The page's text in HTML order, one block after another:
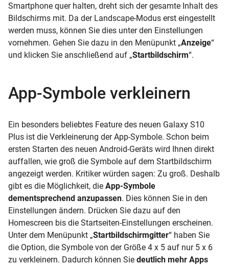
Smartphone quer halten, dreht sich der gesamte Inhalt des
Bildschirms mit. Da der Landscape-Modus erst eingestellt
werden muss, können Sie dies unter den Einstellungen
vornehmen. Gehen Sie dazu in den Menüpunkt „Anzeige“
und klicken Sie anschließend auf „Startbildschirm“.
App-Symbole verkleinern
Ein besonders beliebtes Feature des neuen Galaxy S10
Plus ist die Verkleinerung der App-Symbole. Schon beim
ersten Starten des neuen Android-Geräts wird Ihnen direkt
auffallen, wie groß die Symbole auf dem Startbildschirm
angezeigt werden. Kritiker würden sagen: Zu groß. Deshalb
gibt es die Möglichkeit, die App-Symbole
dementsprechend anzupassen. Dies können Sie in den
Einstellungen ändern. Drücken Sie dazu auf den
Homescreen bis die Startseiten-Einstellungen erscheinen.
Unter dem Menüpunkt „Startbildschirmgitter“ haben Sie
die Option, die Symbole von der Größe 4 x 5 auf nur 5 x 6
zu verkleinern. Dadurch können Sie deutlich mehr Apps